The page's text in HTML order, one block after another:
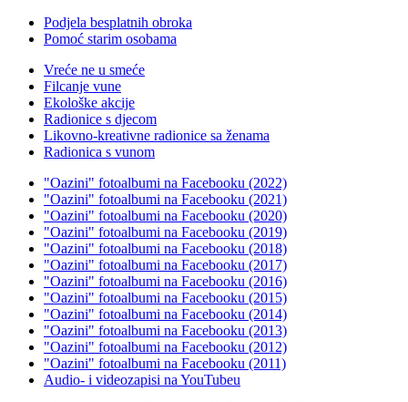
Podjela besplatnih obroka
Pomoć starim osobama
Vreće ne u smeće
Filcanje vune
Ekološke akcije
Radionice s djecom
Likovno-kreativne radionice sa ženama
Radionica s vunom
"Oazini" fotoalbumi na Facebooku (2022)
"Oazini" fotoalbumi na Facebooku (2021)
"Oazini" fotoalbumi na Facebooku (2020)
"Oazini" fotoalbumi na Facebooku (2019)
"Oazini" fotoalbumi na Facebooku (2018)
"Oazini" fotoalbumi na Facebooku (2017)
"Oazini" fotoalbumi na Facebooku (2016)
"Oazini" fotoalbumi na Facebooku (2015)
"Oazini" fotoalbumi na Facebooku (2014)
"Oazini" fotoalbumi na Facebooku (2013)
"Oazini" fotoalbumi na Facebooku (2012)
"Oazini" fotoalbumi na Facebooku (2011)
Audio- i videozapisi na YouTubeu